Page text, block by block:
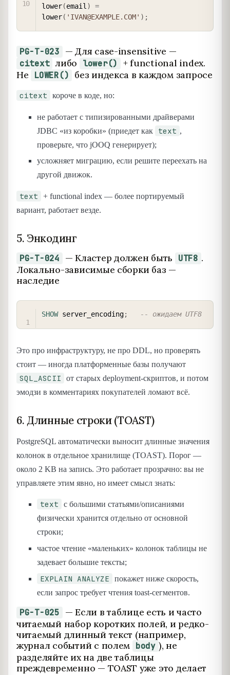
lower(email )
=
lower( 'IVAN@EXAMPLE.COM' ) ;
PG-T-023 — Для case-insensitive —
citext либо lower()
+ functional index.
Не
LOWER() без индекса в каждом запросе
citext короче в коде, но:
не работает с типизированными драйверами
JDBC «из коробки» (приедет как
text ,
проверьте, что jOOQ генерирует);
усложняет миграцию, если решите переехать на
другой движок.
text
+ functional index — более портируемый
вариант, работает везде.
5. Энкодинг
PG-T-024 — Кластер должен быть UTF8 .
Локально-зависимые сборки баз —
наследие
SHOW server_encoding; -- ожидаем UTF8
COPY
Это про инфраструктуру, не про DDL, но проверять
стоит — иногда платформенные базы получают
SQL_ASCII
от старых deployment-скриптов, и потом
эмодзи в комментариях покупателей ломают всё.
6. Длинные строки (TOAST)
PostgreSQL автоматически выносит длинные значения
колонок в отдельное хранилище (TOAST). Порог —
около 2 KB на запись. Это работает прозрачно: вы не
управляете этим явно, но имеет смысл знать:
text
с большими статьями/описаниями
физически хранится отдельно от основной
строки;
частое чтение «маленьких» колонок таблицы не
задевает большие тексты;
EXPLAIN ANALYZE
покажет ниже скорость,
если запрос требует чтения toast-сегментов.
PG-T-025
— Если в таблице есть и часто
читаемый набор коротких полей, и редко-
читаемый длинный текст (например,
журнал событий с полем body ), не
разделяйте их на две таблицы
преждевременно — TOAST уже это делает